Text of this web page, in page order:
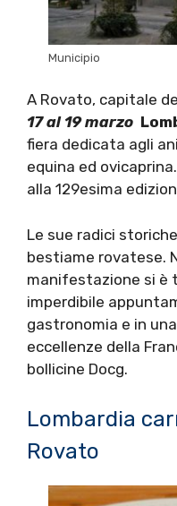
Municipio
A Rovato, capitale
17 al 19 marzo
fiera dedicata agli
equina ed
alla 129esima
Le sue radici
bestiame rovatese.
manifestazione si è
imperdibile
gastronomia e in
eccellenze della
bollicine Docg.
Lombardia
Rovato